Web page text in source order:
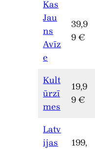
Kas
Jau
ns
Avīz
e
39,9
9 €
Kult
ūrzī
mes
19,9
9 €
Latv
ijas
199,